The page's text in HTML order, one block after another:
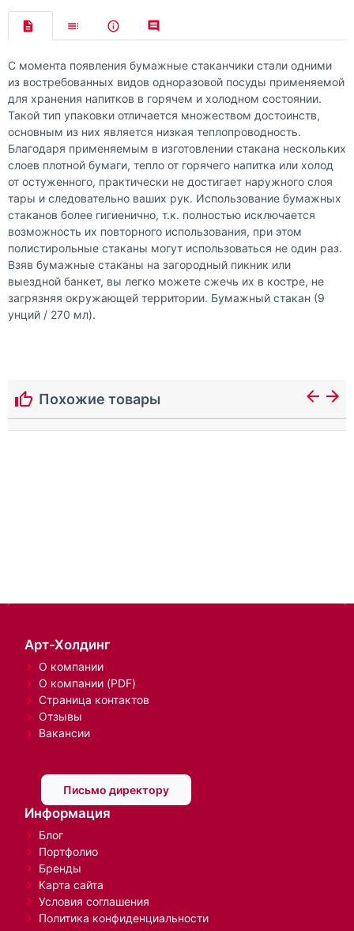
С момента появления бумажные стаканчики стали одними
из востребованных видов одноразовой посуды применяемой
для хранения напитков в горячем и холодном состоянии.
Такой тип упаковки отличается множеством достоинств,
основным из них является низкая теплопроводность.
Благодаря применяемым в изготовлении стакана нескольких
слоев плотной бумаги, тепло от горячего напитка или холод
от остуженного, практически не достигает наружного слоя
тары и следовательно ваших рук. Использование бумажных
стаканов более гигиенично, т.к. полностью исключается
возможность их повторного использования, при этом
полистирольные стаканы могут использоваться не один раз.
Взяв бумажные стаканы на загородный пикник или
выездной банкет, вы легко можете сжечь их в костре, не
загрязняя окружающей территории. Бумажный стакан (9
унций / 270 мл).
Похожие товары
Арт-Холдинг
О компании
О компании (PDF)
Страница контактов
Отзывы
Вакансии
Письмо директору
Информация
Блог
Портфолио
Бренды
Карта сайта
Условия соглашения
Политика конфиденциальности